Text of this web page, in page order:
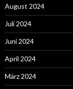
August 2024
Juli 2024
Juni 2024
April 2024
März 2024